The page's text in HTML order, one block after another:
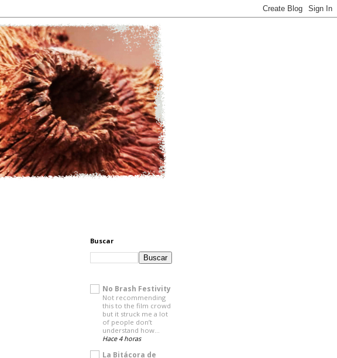
Buscar
No Brash Festivity
Not recommending
this to the film crowd
but it struck me a lot
of people don’t
understand how…
Hace 4 horas
La Bitácora de